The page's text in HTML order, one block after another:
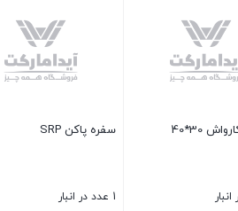
فنجان الیکا اصفهان